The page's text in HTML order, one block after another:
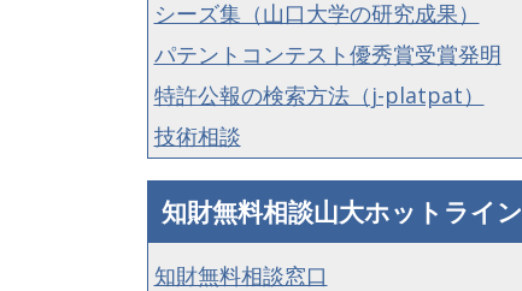
シーズ集（山口大学の研究成果）
パテントコンテスト優秀賞受賞発明
特許公報の検索方法（j-platpat）
技術相談
知財無料相談山大ホットライン
知財無料相談窓口